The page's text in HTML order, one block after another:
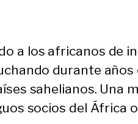
a los africanos de
durante
sahelianos. Una
socios del África